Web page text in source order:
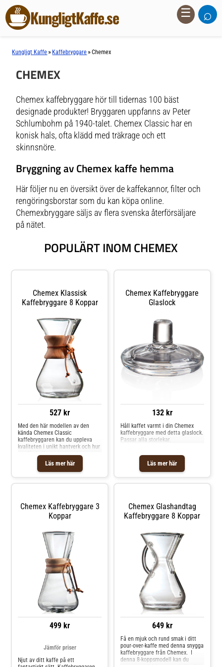
KungligtKaffe.se ☰ ⌕
Kungligt Kaffe » Kaffebryggare »Chemex
CHEMEX
Chemex kaffebryggare hör till tidernas 100 bäst
designade produkter! Bryggaren uppfanns av Peter
Schlumbohm på 1940-talet. Chemex Classic har en
konisk hals, ofta klädd med träkrage och ett
skinnsnöre.
Bryggning av Chemex kaffe hemma
Här följer nu en översikt över de kaffekannor, filter och
rengöringsborstar som du kan köpa online.
Chemexbryggare säljs av flera svenska återförsäljare
på nätet.
POPULÄRT INOM CHEMEX
Chemex Klassisk
Kaffebryggare 8 Koppar
527 kr
Läs mer här
Med den här modellen av den
kända Chemex Classic
kaffebryggaren kan du uppleva
kvaliteten i unikt hantverk och hur
god.Chemex-kaffebryggare
använder "pour-over"-tekniken, där
tekniken innebär att hälla vatten
monterats i en. I denna 8-
koppsmodell kan du brygga ca
1.1L gott kaffe. För denna
FS-100 eller FC-100 kaffefilter.
Chemex Kaffebryggare
Glaslock
132 kr
Läs mer här
Håll kaffet varmt i din Chemex
kaffebryggare med detta glaslock.
Passar alla storlekar.
Chemex Kaffebryggare 3
Koppar
499 kr
Jämför priser
Njut av ditt kaffe på ett
Chemex Glashandtag
Kaffebryggare 8 Koppar
649 kr
Få en mjuk och rund smak i ditt
pour-over-kaffe med denna snygga
kaffebryggare från Chemex. I
denna 8-koppsmodell kan du